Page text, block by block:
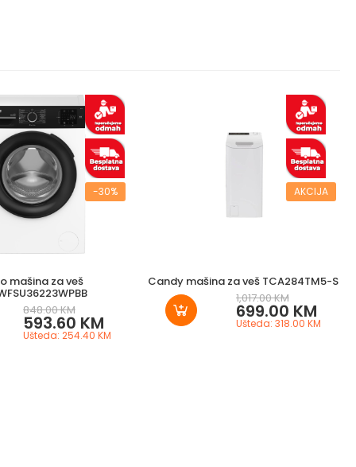
-30%
mašina za veš
848.00 KM
593.60 KM
Ušteda: 254.40 KM
AKCIJA
Candy mašina za veš TCA284TM5-S
1,017.00 KM
699.00 KM
Ušteda: 318.00 KM